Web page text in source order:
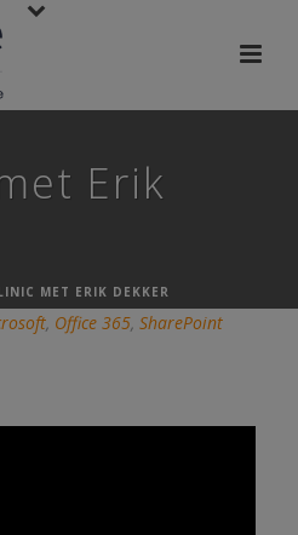
Erik
MET ERIK DEKKER
, Office 365, SharePoint